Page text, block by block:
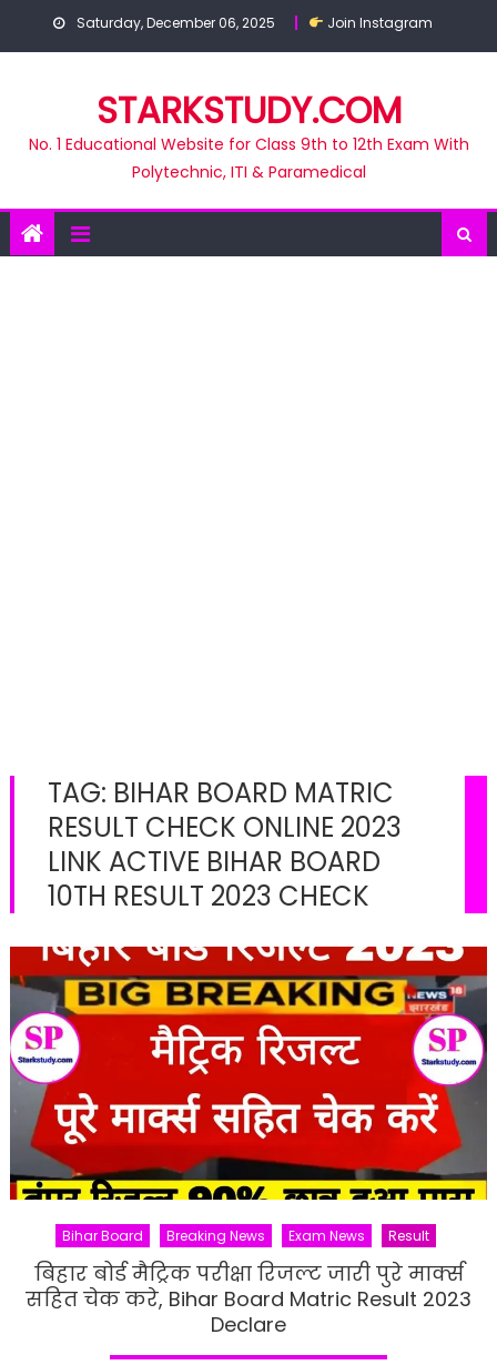
Saturday, December 06, 2025 Join Instagram
STARKSTUDY.COM
No. 1 Educational Website for Class 9th to 12th Exam With
Polytechnic, ITI & Paramedical
TAG: BIHAR BOARD MATRIC
RESULT CHECK ONLINE 2023
LINK ACTIVE BIHAR BOARD
10TH RESULT 2023 CHECK
Bihar Board Breaking News Exam News Result
बिहार बोर्ड मैट्रिक परीक्षा रिजल्ट जारी पुरे मार्क्स
सहित चेक करे, Bihar Board Matric Result 2023
Declare